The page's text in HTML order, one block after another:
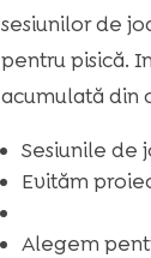
sesiunilor de
pentru pisică.
acumulată din
Sesiunile de
Evităm
Alegem